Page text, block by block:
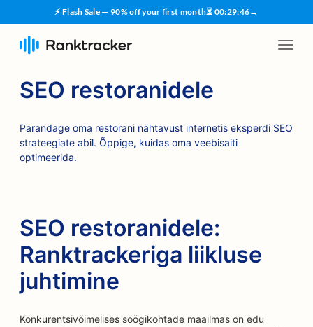
⚡ Flash Sale — 90% off your first month⏳ 00:29:45→
SEO restoranidele
Parandage oma restorani nähtavust internetis eksperdi SEO
strateegiate abil. Õppige, kuidas oma veebisaiti
optimeerida.
SEO restoranidele:
Ranktrackeriga liikluse
juhtimine
Konkurentsivõimelises söögikohtade maailmas on edu